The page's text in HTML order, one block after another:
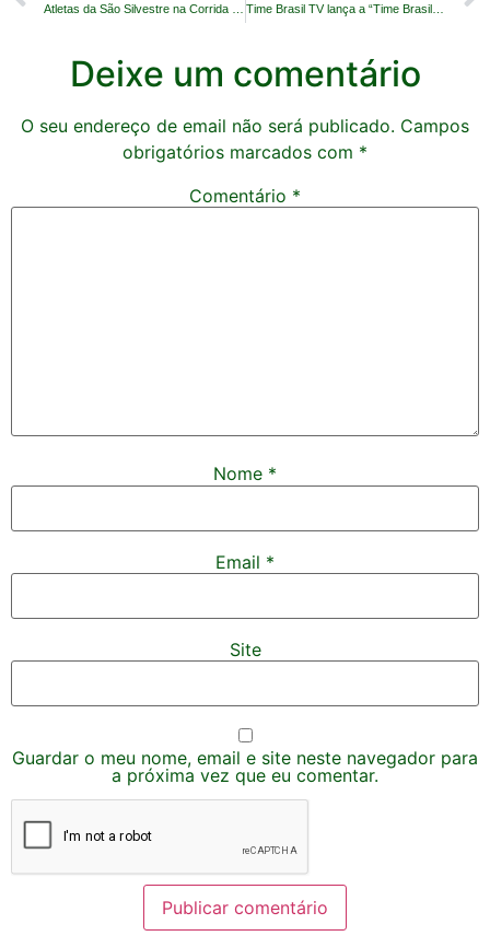
Time Brasil TV lança a “Time Brasil Pelo Mundo”
Deixe um comentário
O seu endereço de email não será publicado. Campos
obrigatórios marcados com *
Comentário *
Nome *
Email *
Site
Guardar o meu nome, email e site neste navegador para
a próxima vez que eu comentar.